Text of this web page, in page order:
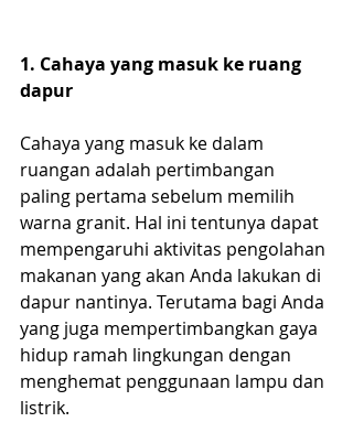
1. Cahaya yang masuk ke ruang
dapur
Cahaya yang masuk ke dalam
ruangan adalah pertimbangan
paling pertama sebelum memilih
warna granit. Hal ini tentunya dapat
mempengaruhi aktivitas pengolahan
makanan yang akan Anda lakukan di
dapur nantinya. Terutama bagi Anda
yang juga mempertimbangkan gaya
hidup ramah lingkungan dengan
menghemat penggunaan lampu dan
listrik.